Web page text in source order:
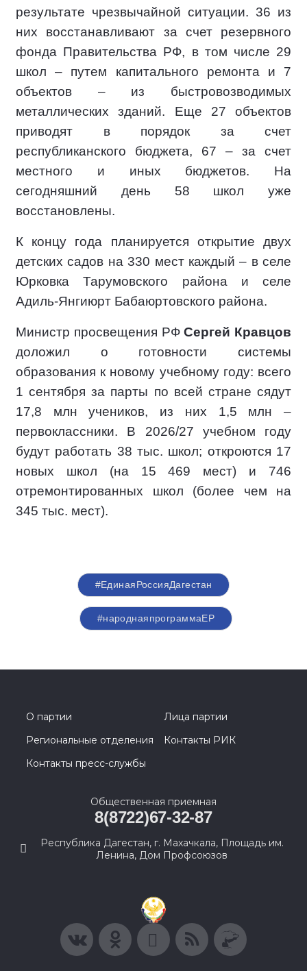
результате чрезвычайной ситуации. 36 из
них восстанавливают за счет резервного
фонда Правительства РФ, в том числе 29
школ – путем капитального ремонта и 7
объектов – из быстровозводимых
металлических зданий. Еще 27 объектов
приводят в порядок за счет
республиканского бюджета, 67 – за счет
местного и иных бюджетов. На
сегодняшний день 58 школ уже
восстановлены.
К концу года планируется открытие двух
детских садов на 330 мест каждый – в селе
Юрковка Тарумовского района и селе
Адиль-Янгиюрт Бабаюртовского района.
Министр просвещения РФСергей Кравцов
доложил о готовности системы
образования к новому учебному году: всего
1 сентября за парты по всей стране сядут
17,8 млн учеников, из них 1,5 млн –
первоклассники. В 2026/27 учебном году
будут работать 38 тыс. школ; откроются 17
новых школ (на 15 469 мест) и 746
отремонтированных школ (более чем на
345 тыс. мест).
#ЕдинаяРоссияДагестан
#народнаяпрограммаЕР
О партии
Лица партии
Региональные отделения
Контакты РИК
Контакты пресс-службы
Общественная приемная
8(8722)67-32-87
Республика Дагестан, г. Махачкала, Площадь им.
Ленина, Дом Профсоюзов